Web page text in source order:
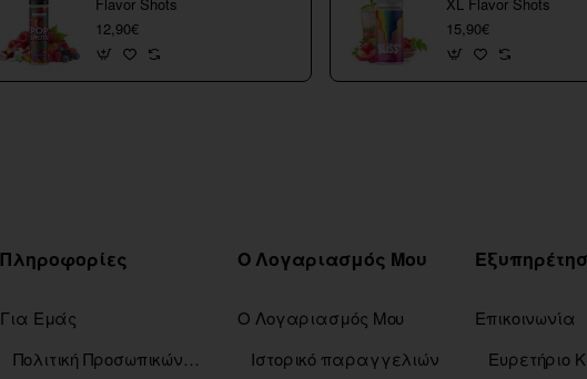
Flavor Shots
12,90€
XL Flavor Shots
15,90€
Πληροφορίες
Για Εμάς
Πολιτική Προσωπικών Δεδομένων
Ο Λογαριασμός Μου
Ο Λογαριασμός Μου
Ιστορικό παραγγελιών
Επικοινωνία